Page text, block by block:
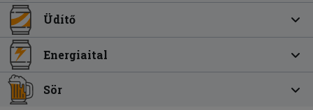
Üdítő
Energiaital
Sör